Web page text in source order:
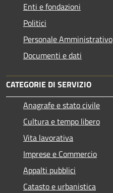
Enti e fondazioni
Politici
Personale Amministrativo
Documenti e dati
CATEGORIE DI SERVIZIO
Anagrafe e stato civile
Cultura e tempo libero
Vita lavorativa
Imprese e Commercio
Appalti pubblici
Catasto e urbanistica